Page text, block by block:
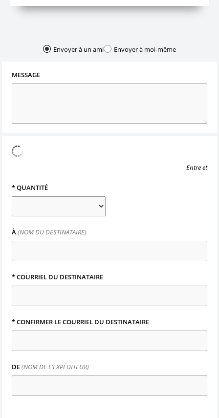
Envoyer à un ami Envoyer à moi-même
MESSAGE
Entreet
*QUANTITÉ
À(NOM DU DESTINATAIRE)
*COURRIEL DU DESTINATAIRE
*CONFIRMER LE COURRIEL DU DESTINATAIRE
DE(NOM DE L'EXPÉDITEUR)